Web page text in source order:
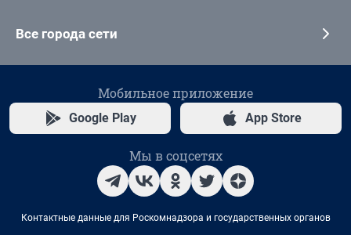
Все города сети
Мобильное приложение
Google Play App Store
Мы в соцсетях
Контактные данные для Роскомнадзора и государственных органов